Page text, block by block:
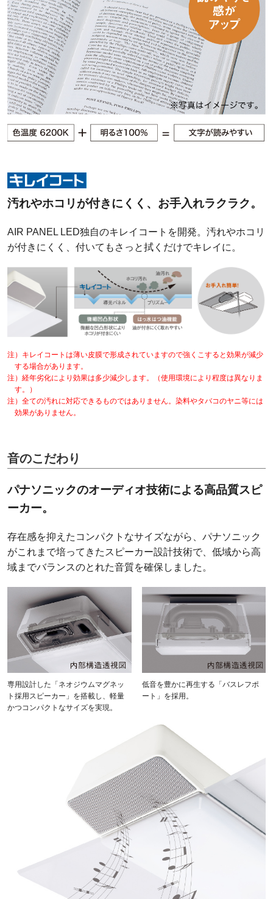
汚れやホコリが付きにくく、お手入れラクラク。
AIR PANEL LED独自のキレイコートを開発。汚れやホコリ
が付きにくく、付いてもさっと拭くだけでキレイに。
注）キレイコートは薄い皮膜で形成されていますので強くこすると効果が減少
する場合があります。
注）経年劣化により効果は多少減少します。（使用環境により程度は異なりま
す。）
注）全ての汚れに対応できるものではありません。染料やタバコのヤニ等には
効果がありません。
音のこだわり
パナソニックのオーディオ技術による高品質スピ
ーカー。
存在感を抑えたコンパクトなサイズながら、パナソニック
がこれまで培ってきたスピーカー設計技術で、低域から高
域までバランスのとれた音質を確保しました。
専用設計した「ネオジウムマグネッ
ト採用スピーカー」を搭載し、軽量
かつコンパクトなサイズを実現。
低音を豊かに再生する「バスレフポ
ート」を採用。